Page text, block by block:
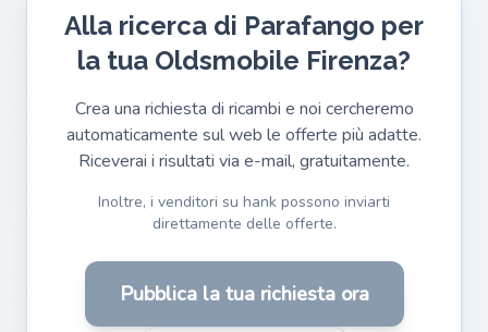
Alla ricerca di Parafango per
la tua Oldsmobile Firenza?
Crea una richiesta di ricambi e noi cercheremo
automaticamente sul web le offerte più adatte.
Riceverai i risultati via e-mail, gratuitamente.
Inoltre, i venditori su hank possono inviarti
direttamente delle offerte.
Pubblica la tua richiesta ora